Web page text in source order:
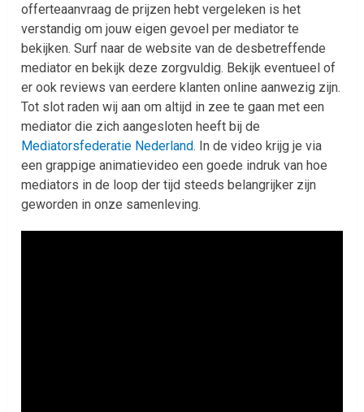
offerteaanvraag de prijzen hebt vergeleken is het
verstandig om jouw eigen gevoel per mediator te
bekijken. Surf naar de website van de desbetreffende
mediator en bekijk deze zorgvuldig. Bekijk eventueel of
er ook reviews van eerdere klanten online aanwezig zijn.
Tot slot raden wij aan om altijd in zee te gaan met een
mediator die zich aangesloten heeft bij de
Mediatorsfederatie Nederland. In de video krijg je via
een grappige animatievideo een goede indruk van hoe
mediators in de loop der tijd steeds belangrijker zijn
geworden in onze samenleving.